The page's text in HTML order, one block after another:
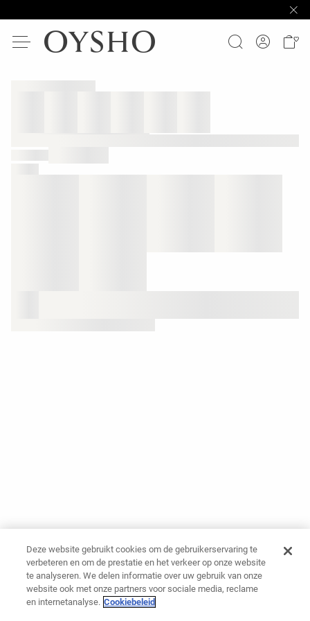
Deze website gebruikt cookies om de gebruikerservaring te
verbeteren en om de prestatie en het verkeer op onze website
te analyseren. We delen informatie over uw gebruik van onze
website ook met onze partners voor sociale media, reclame
en internetanalyse. Cookiebeleid